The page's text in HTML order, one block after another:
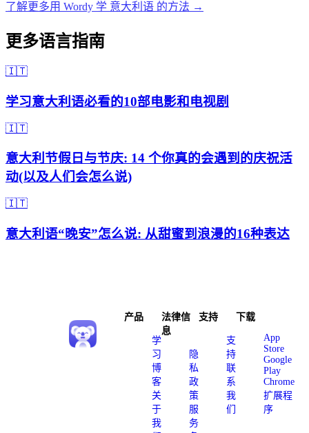
了解更多用 Wordy 学 意大利语 的方法 →
更多语言指南
🇮🇹
学习意大利语必看的10部电影和电视剧
🇮🇹
意大利节假日与节庆: 14 个你真的会遇到的庆祝活
动(以及人们会怎么说)
🇮🇹
意大利语“晚安”怎么说: 从甜蜜到浪漫的16种表达
产品
学
习
博
客
关
于
我
法律信
息
隐
私
政
策
服
务
支持
支
持
联
系
我
们
下载
App
Store
Google
Play
Chrome
扩展程
序